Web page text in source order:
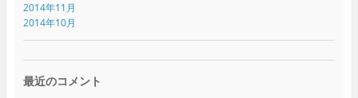
2014年11月
2014年10月
最近のコメント